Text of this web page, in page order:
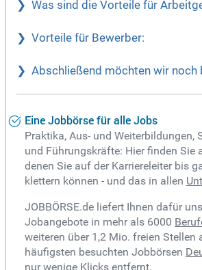
Was sind die Vorteile für
Vorteile für Bewerber:
Abschließend möchten wir noch
Eine Jobbörse für alle Jobs
Praktika, Aus- und Weiterbildungen,
und Führungskräfte: Hier finden Sie
denen Sie auf der Karriereleiter bis
klettern können - und das in allen
JOBBÖRSE.de liefert Ihnen dafür
Jobangebote in mehr als 6000
weiteren über 1,2 Mio. freien Stellen
häufigsten besuchten Jobbörsen
nur wenige Klicks entfernt.